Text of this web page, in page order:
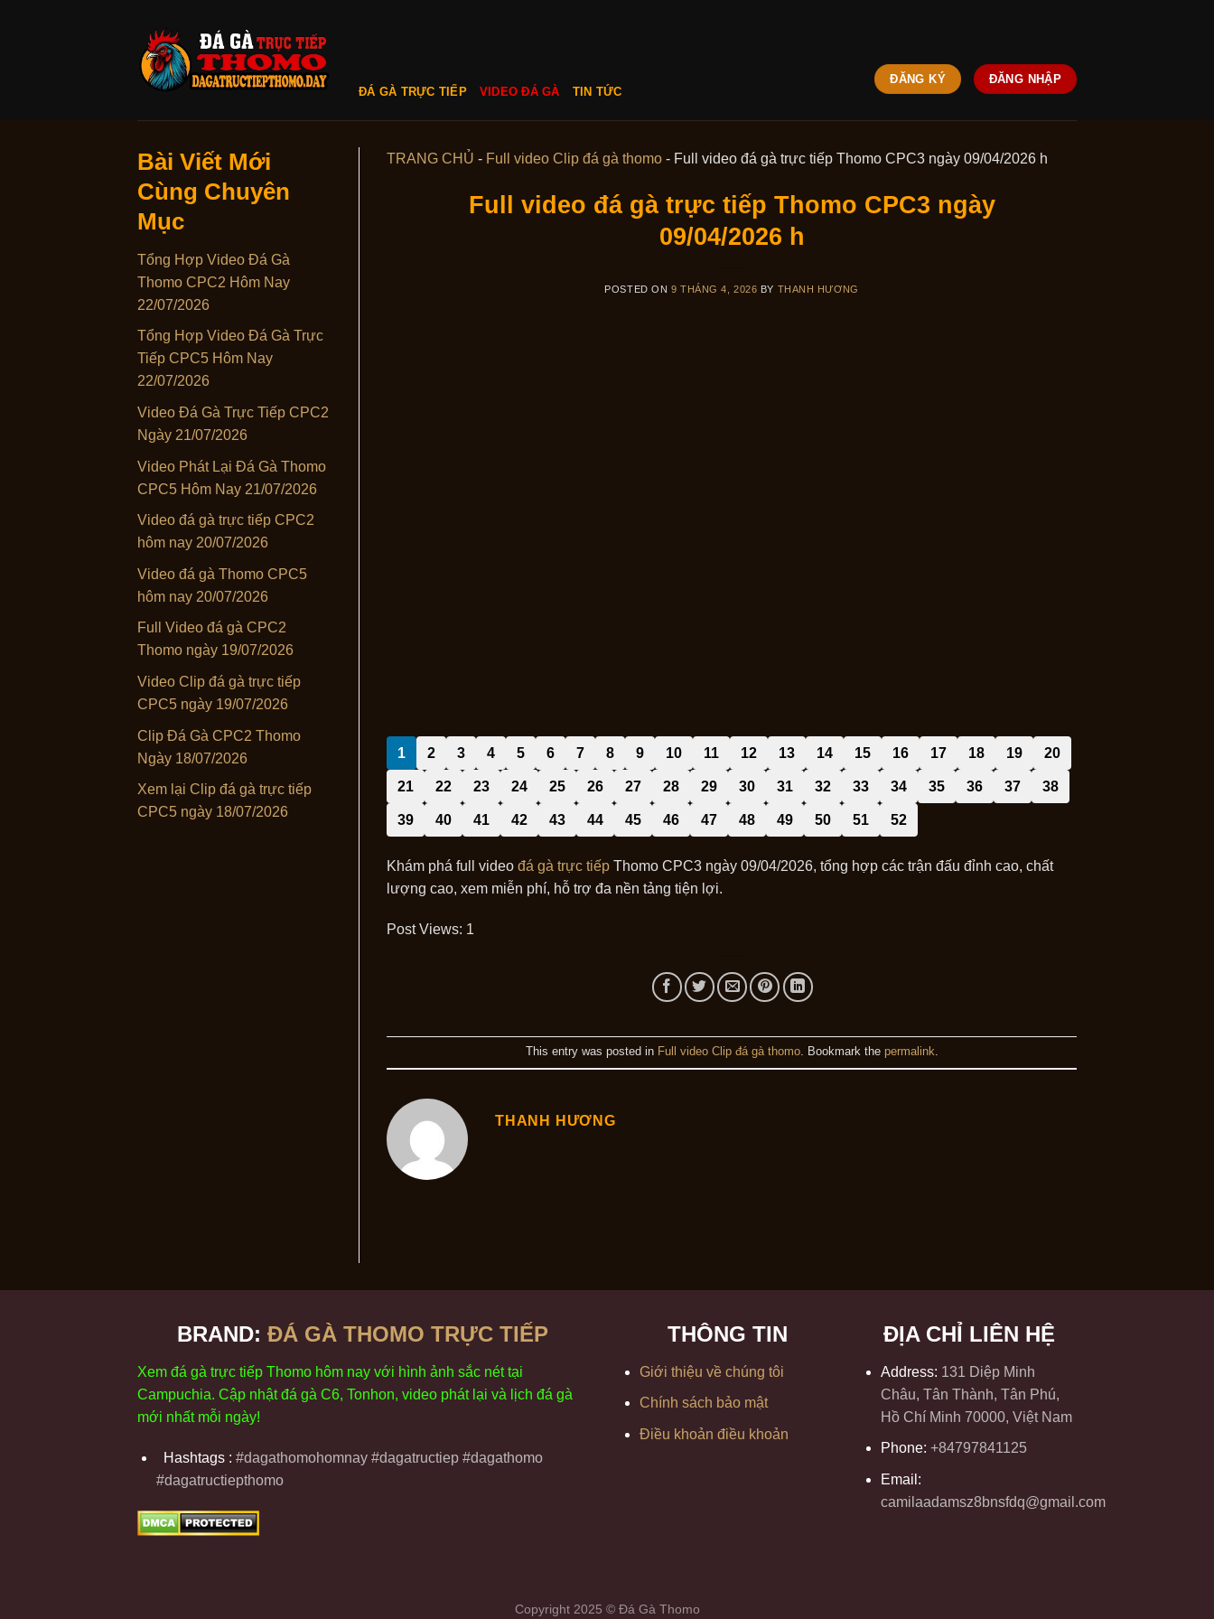
ĐÁ GÀ TRỰC TIẾP VIDEO ĐÁ GÀ TIN TỨC
ĐĂNG KÝ ĐĂNG NHẬP
Bài Viết Mới
Cùng Chuyên
Mục
Tổng Hợp Video Đá Gà
Thomo CPC2 Hôm Nay
22/07/2026
Tổng Hợp Video Đá Gà Trực
Tiếp CPC5 Hôm Nay
22/07/2026
Video Đá Gà Trực Tiếp CPC2
Ngày 21/07/2026
Video Phát Lại Đá Gà Thomo
CPC5 Hôm Nay 21/07/2026
Video đá gà trực tiếp CPC2
hôm nay 20/07/2026
Video đá gà Thomo CPC5
hôm nay 20/07/2026
Full Video đá gà CPC2
Thomo ngày 19/07/2026
Video Clip đá gà trực tiếp
CPC5 ngày 19/07/2026
Clip Đá Gà CPC2 Thomo
Ngày 18/07/2026
Xem lại Clip đá gà trực tiếp
CPC5 ngày 18/07/2026
TRANG CHỦ - Full video Clip đá gà thomo - Full video đá gà trực tiếp Thomo CPC3 ngày 09/04/2026 h
Full video đá gà trực tiếp Thomo CPC3 ngày
09/04/2026 h
POSTED ON 9 THÁNG 4, 2026 BY THANH HƯƠNG
1 2 3 4 5 6 7 8 9 10 11 12 13 14 15 16 17 18 19 20
21 22 23 24 25 26 27 28 29 30 31 32 33 34 35 36 37 38
39 40 41 42 43 44 45 46 47 48 49 50 51 52
Khám phá full video đá gà trực tiếp Thomo CPC3 ngày 09/04/2026, tổng hợp các trận đấu đỉnh cao, chất
lượng cao, xem miễn phí, hỗ trợ đa nền tảng tiện lợi.
Post Views: 1
This entry was posted in Full video Clip đá gà thomo. Bookmark the permalink
THANH HƯƠNG
BRAND: ĐÁ GÀ THOMO TRỰC TIẾP
Xem đá gà trực tiếp Thomo hôm nay với hình ảnh sắc néttại
Campuchia. Cập nhậtđá gà C6, Tonhon, video phátl ại và ịch đá gà
mới nhất mỗi ngày!
Hashtags : #dagathomohomnay #dagatructiep #dagathomo
#dagatructiepthomo
THÔNG TIN
Giới thiệu về chúng tôi
Chính sách bảo mật
Điều khoản điều khoản
ĐỊA CHỈ LIÊN HỆ
Address: 131 Diệp Minh
Châu, Tân Thành, Tân Phú,
Hồ Chí Minh 70000, Việt Nam
Phone: +84797841125
Email:
camilaadamsz8bnsfdq@gmail.com
Copyright 2025 © Đá Gà Thomo